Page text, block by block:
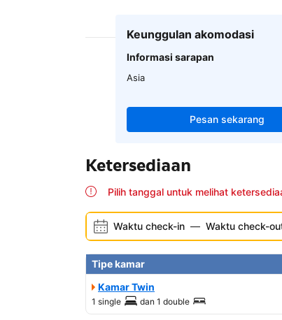
Keunggulan akomodasi
Informasi sarapan
Asia
Pesan sekarang
Ketersediaan
Pilih tanggal untuk melihat
Waktu check-in — Waktu check-
Tipe kamar
Kamar Twin
1 single dan 1 double